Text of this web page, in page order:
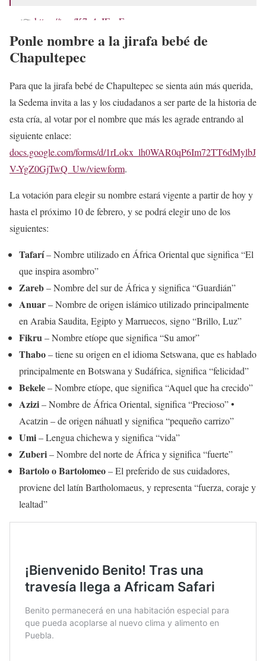
👉 https://t.co/K7n4eJEzzE
2/2🧵 pic.twitter.com/coINdIxYJc
January 25, 2024
Ponle nombre a la jirafa bebé de
Chapultepec
Para que la jirafa bebé de Chapultepec se sienta aún más querida,
la Sedema invita a las y los ciudadanos a ser parte de la historia de
esta cría, al votar por el nombre que más les agrade entrando al
siguiente enlace:
docs.google.com/forms/d/1rLokx_lh0WAR0qP6Im72TT6dMylbJ
V-YgZ0GjTwQ_Uw/viewform.
La votación para elegir su nombre estará vigente a partir de hoy y
hasta el próximo 10 de febrero, y se podrá elegir uno de los
siguientes:
Tafarí– Nombre utilizado en África Oriental que significa “El
que inspira asombro”
Zareb– Nombre del sur de África y significa “Guardián”
Anuar– Nombre de origen islámico utilizado principalmente
en Arabia Saudita, Egipto y Marruecos, signo “Brillo, Luz”
Fikru– Nombre etíope que significa “Su amor”
Thabo– tiene su origen en el idioma Setswana, que es hablado
principalmente en Botswana y Sudáfrica, significa “felicidad”
Bekele– Nombre etíope, que significa “Aquel que ha crecido”
Azizi– Nombre de África Oriental, significa “Precioso” •
Acatzin – de origen náhuatl y significa “pequeño carrizo”
Umi– Lengua chichewa y significa “vida”
Zuberi– Nombre del norte de África y significa “fuerte”
Bartolo o Bartolomeo– El preferido de sus cuidadores,
proviene del latín Bartholomaeus, y representa “fuerza, coraje y
lealtad”